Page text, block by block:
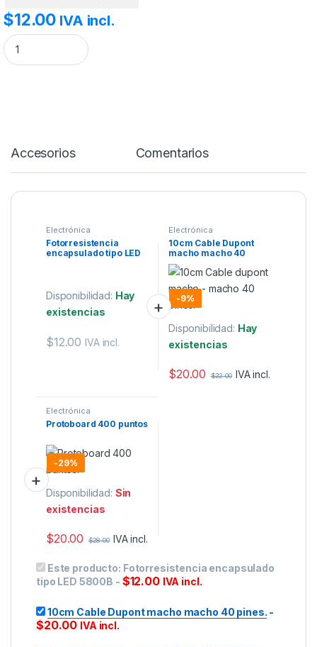
$12.00 IVA incl.
Fotorresistencia encapsulado tipo LED 5800B cantidad
Accesorios Comentarios
Electrónica
Fotorresistencia
encapsulado tipo LED
Disponibilidad: Hay
existencias
$12.00 IVA incl.
Electrónica
10cm Cable Dupont
macho macho 40
pines.
-9%
Disponibilidad: Hay
existencias
$20.00 $22.00 IVA incl.
Electrónica
Protoboard 400 puntos
-29%
Disponibilidad: Sin
existencias
$20.00 $28.00 IVA incl.
Este producto: Fotorresistencia encapsulado
tipo LED 5800B - $12.00 IVA incl.
10cm Cable Dupont macho macho 40 pines. -
$20.00 IVA incl.